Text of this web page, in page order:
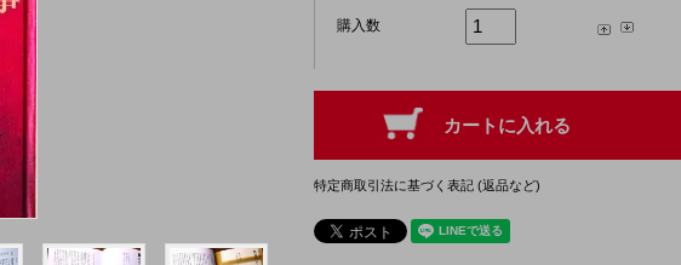
購入数
特定商取引法に基づく表記 (返品など)